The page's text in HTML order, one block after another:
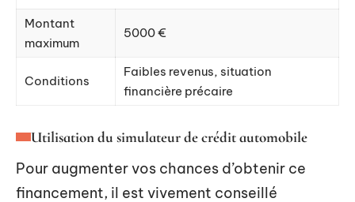
Montant
maximum
5000 €
Conditions
Faibles revenus, situation
financière précaire
Utilisation du simulateur de crédit automobile
Pour augmenter vos chances d’obtenir ce
financement, il est vivement conseillé